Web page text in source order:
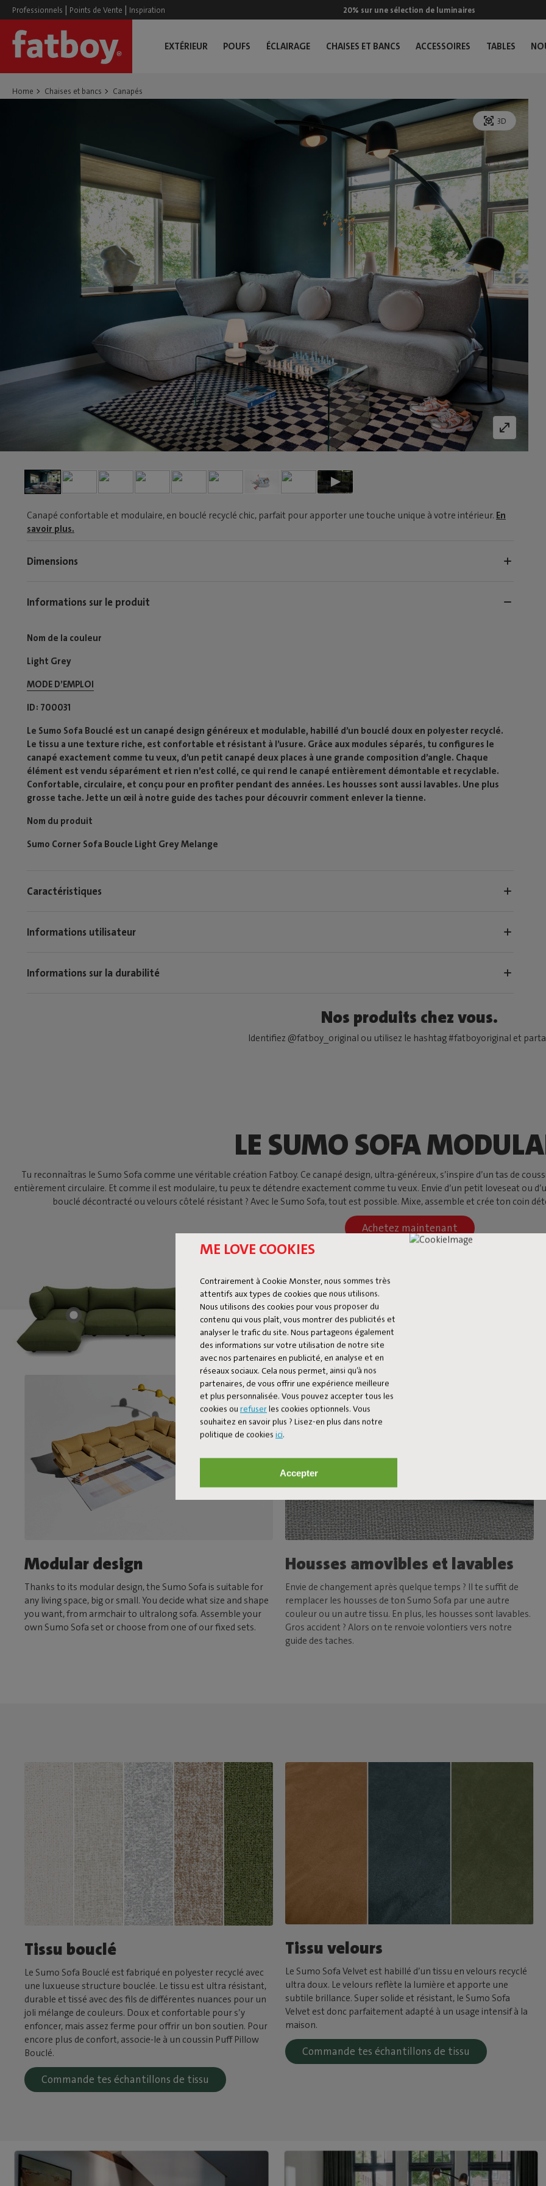
ME LOVE COOKIES
Contrairement à Cookie Monster, nous sommes très
attentifs aux types de cookies que nous utilisons.
Nous utilisons des cookies pour vous proposer du
contenu qui vous plaît, vous montrer des publicités et
analyser le trafic du site. Nous partageons également
des informations sur votre utilisation de notre site
avec nos partenaires en publicité, en analyse et en
réseaux sociaux. Cela nous permet, ainsi qu’à nos
partenaires, de vous offrir une expérience meilleure
et plus personnalisée. Vous pouvez accepter tous les
cookies ou refuserles cookies optionnels. Vous
souhaitez en savoir plus ? Lisez-en plus dans notre
politique de cookies ici.
Accepter
Professionnels | Points de Vente | Inspiration 20% sur une sélection de luminaires
EXTÉRIEUR POUFS ÉCLAIRAGE CHAISES ET BANCS ACCESSOIRES TABLES
Home Chaises et bancs Canapés
3D
Canapé confortable et modulaire, en bouclé recyclé chic, parfait pour apporter une touche unique à votre intérieur. En
savoir plus.
Dimensions
Informations sur le produit
Nom de la couleur
Light Grey
MODE D’EMPLOI​
ID 700031
Le Sumo Sofa Bouclé est un canapé design généreux et modulable, habillé d’un bouclé doux en polyester recyclé.
Le tissu a une texture riche, est confortable et résistant à l’usure. Grâce aux modules séparés, tu configures le
canapé exactement comme tu veux, d’un petit canapé deux places à une grande composition d’angle. Chaque
élément est vendu séparément et rien n’est collé, ce qui rend le canapé entièrement démontable et recyclable.
Confortable, circulaire, et conçu pour en profiter pendant des années. Les housses sont aussi lavables. Une plus
grosse tache. Jette un œil à notre guide des taches pour découvrir comment enlever la tienne.
Nom du produit
Sumo Corner Sofa Boucle Light Grey Melange
Caractéristiques
Informations utilisateur
Informations sur la durabilité
Nos produits chez vous.
Identifiez @fatboy_original ou utilisez le hashtag #fatboyoriginal et
LE SUMO SOFA
Tu reconnaîtras le Sumo Sofa comme une véritable création Fatboy. Ce canapé design, ultra-généreux, s’inspire d’un tas de
entièrement circulaire. Et comme il est modulaire, tu peux te détendre exactement comme tu veux. Envie d’un petit loveseat ou
bouclé décontracté ou velours côtelé résistant ? Avec le Sumo Sofa, tout est possible. Mixe, assemble et crée ton coin
Achetez maintenant
Modular design
Thanks to its modular design, the Sumo Sofa is suitable for
any living space, big or small. You decide what size and shape
you want, from armchair to ultralong sofa. Assemble your
own Sumo Sofa set or choose from one of our fixed sets.
Housses amovibles et lavables
Envie de changement après quelque temps ? Il te suffit de
remplacer les housses de ton Sumo Sofa par une autre
couleur ou un autre tissu. En plus, les housses sont lavables.
Gros accident ? Alors on te renvoie volontiers vers notre
guide des taches.
Tissu bouclé
Le Sumo Sofa Bouclé est fabriqué en polyester recyclé avec
une luxueuse structure bouclée. Le tissu est ultra résistant,
durable et tissé avec des fils de différentes nuances pour un
joli mélange de couleurs. Doux et confortable pour s’y
enfoncer, mais assez ferme pour offrir un bon soutien. Pour
encore plus de confort, associe-le à un coussin Puff Pillow
Bouclé.
Commande tes échantillons de tissu
Tissu velours
Le Sumo Sofa Velvet est habillé d’un tissu en velours recyclé
ultra doux. Le velours reflète la lumière et apporte une
subtile brillance. Super solide et résistant, le Sumo Sofa
Velvet est donc parfaitement adapté à un usage intensif à la
maison.
Commande tes échantillons de tissu